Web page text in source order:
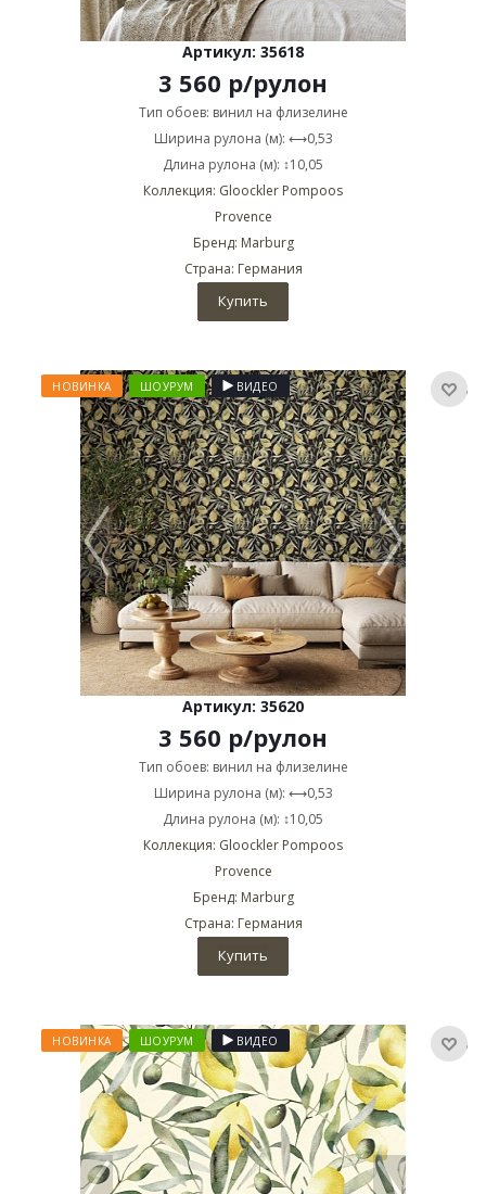
Артикул: 35618
3 560 р/рулон
Тип обоев: винил на флизелине
Ширина рулона (м): ⟷0,53
Длина рулона (м): ↕10,05
Коллекция: Gloockler Pompoos
Provence
Бренд: Marburg
Страна: Германия
Купить
НОВИНКА ШОУРУМ ВИДЕО
Артикул: 35620
3 560 р/рулон
Тип обоев: винил на флизелине
Ширина рулона (м): ⟷0,53
Длина рулона (м): ↕10,05
Коллекция: Gloockler Pompoos
Provence
Бренд: Marburg
Страна: Германия
Купить
НОВИНКА ШОУРУМ ВИДЕО